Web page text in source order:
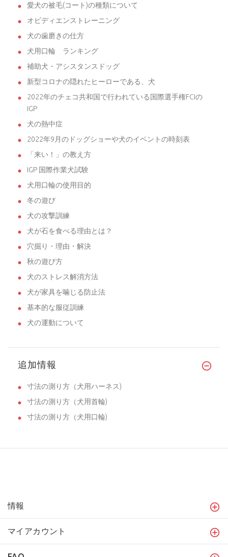
愛犬の被毛(コート)の種類について
オビディエンストレーニング
犬の歯磨きの仕方
犬用口輪 ランキング
補助犬・アシスタンスドッグ
新型コロナの隠れたヒーローである、犬
2022年のチェコ共和国で行われている国際選手権FCIの
IGP
犬の熱中症
2022年9月のドッグショーや犬のイベントの時刻表
「来い！」の教え方
IGP 国際作業犬試験
犬用口輪の使用目的
冬の遊び
犬の攻撃訓練
犬が石を食べる理由とは？
穴掘り・理由・解決
秋の遊び方
犬のストレス解消方法
犬が家具を噛じる防止法
基本的な服従訓練
犬の運動について
追加情報
寸法の測り方（犬用ハーネス)
寸法の測り方（犬用首輪)
寸法の測り方（犬用口輪)
情報
マイアカウント